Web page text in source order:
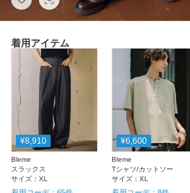
着用アイテム
¥8,910
Bleme
スラックス
サイズ： XL
¥6,600
Bleme
Tシャツ/カットソー
サイズ：XL